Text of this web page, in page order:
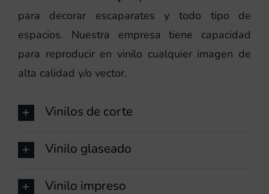
para decorar escaparates y todo tipo de
espacios. Nuestra empresa tiene capacidad
para reproducir en vinilo cualquier imagen de
alta calidad y/o vector.
Vinilos de corte
Vinilo glaseado
Vinilo impreso